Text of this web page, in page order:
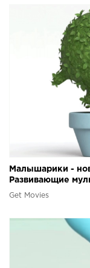
Малышарики -
Развивающие
Get Movies